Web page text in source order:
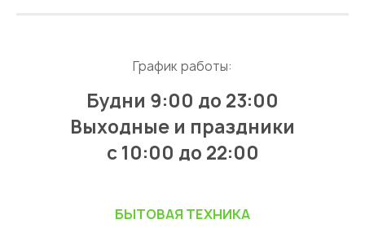
График работы:
Будни 9:00 до 23:00
Выходные и праздники
с 10:00 до 22:00
БЫТОВАЯ ТЕХНИКА